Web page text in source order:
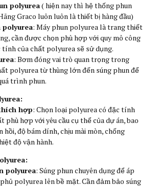
polyurea( hiện nay thì hệ thống phun
Graco luôn luôn là thiết bị hàng đầu)
polyurea: Máy phun polyurea là trang thiết
cần được chọn phù hợp với quy mô công
tính của chất polyurea sẽ sử dụng.
: Bơm đóng vai trò quan trọng trong
polyurea từ thùng lớn đến súng phun để
trình phun.
hợp: Chọn loại polyurea có đặc tính
phù hợp với yêu cầu cụ thể của dự án, bao
hồi, độ bám dính, chịu mài mòn, chống
độ vận hành.
polyurea: Súng phun chuyên dụng để áp
polyurea lên bề mặt. Cần đảm bảo súng